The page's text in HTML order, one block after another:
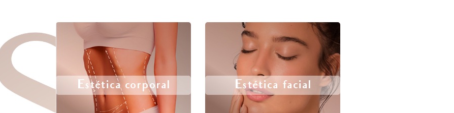
Estética corporal Estética facial